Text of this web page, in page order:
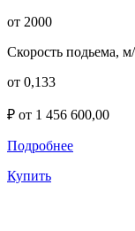
от 2000
Скорость подьема,
от 0,133
₽ от 1 456 600,00
Подробнее
Купить